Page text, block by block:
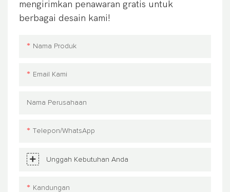
mengirimkan penawaran gratis untuk
berbagai desain kami!
Nama Produk
Email Kami
Nama Perusahaan
Telepon/WhatsApp
Unggah Kebutuhan Anda
Kandungan